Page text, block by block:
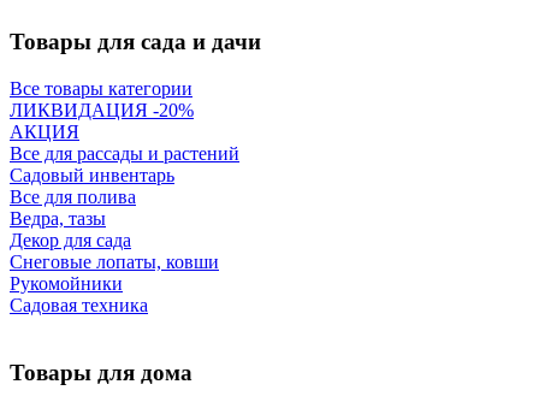
Товары для сада и дачи
Все товары категории
ЛИКВИДАЦИЯ -20%
АКЦИЯ
Все для рассады и растений
Садовый инвентарь
Все для полива
Ведра, тазы
Декор для сада
Снеговые лопаты, ковши
Рукомойники
Садовая техника
Товары для дома